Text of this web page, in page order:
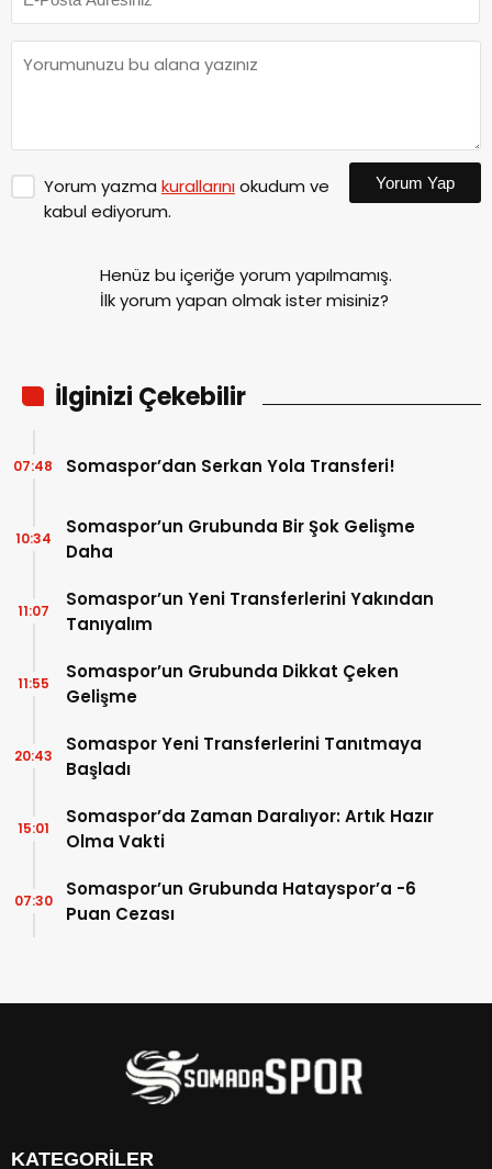
Yorum yazma kurallarınıokudum ve
kabul ediyorum.
Yorum Yap
Henüz bu içeriğe yorum yapılmamış.
İlk yorum yapan olmak ister misiniz?
İlginizi Çekebilir
Somaspor’dan Serkan Yola Transferi!
07:48
Somaspor’un Grubunda Bir Şok Gelişme
Daha
10:34
Somaspor’un Yeni Transferlerini Yakından
Tanıyalım
11:07
Somaspor’un Grubunda Dikkat Çeken
Gelişme
11:55
Somaspor Yeni Transferlerini Tanıtmaya
Başladı
20:43
Somaspor’da Zaman Daralıyor: Artık Hazır
Olma Vakti
15:01
Somaspor’un Grubunda Hatayspor’a -6
Puan Cezası
07:30
KATEGORİLER